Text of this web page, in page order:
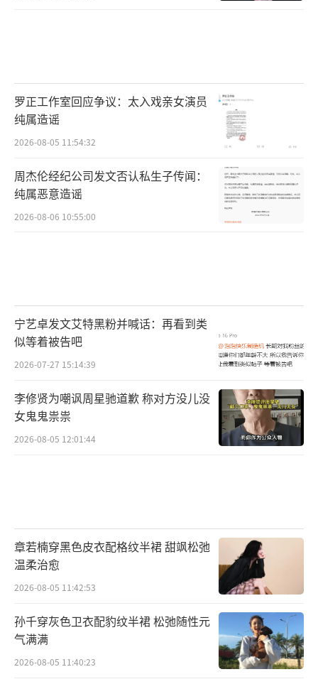
罗正工作室回应争议：太入戏亲女演员
纯属造谣
2026-08-05 11:54:32
周杰伦经纪公司发文否认私生子传闻：
纯属恶意造谣
2026-08-06 10:55:00
宁艺卓发文艾特黑粉并喊话：再看到类
似等着被告吧
2026-07-27 15:14:39
李修贤为嘲讽周星驰道歉 称对方没儿没
女鬼鬼祟祟
2026-08-05 12:01:44
章若楠穿黑色皮衣配格纹半裙 甜飒松弛
温柔治愈
2026-08-05 11:42:53
孙千穿灰色卫衣配豹纹半裙 松弛随性元
气满满
2026-08-05 11:40:23